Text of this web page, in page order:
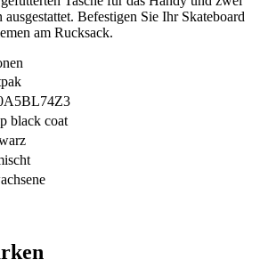
Befestigen Sie Ihr Skateboard
am Rucksack.
black coat